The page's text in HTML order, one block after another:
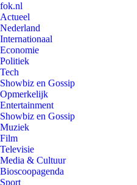
fok.nl
Actueel
Nederland
Internationaal
Economie
Politiek
Tech
Showbiz en Gossip
Opmerkelijk
Entertainment
Showbiz en Gossip
Muziek
Film
Televisie
Media & Cultuur
Bioscoopagenda
Sport